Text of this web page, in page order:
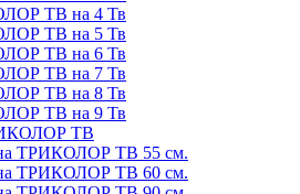
ТВ на 4 Тв
ТВ на 5 Тв
ТВ на 6 Тв
ТВ на 7 Тв
ТВ на 8 Тв
ТВ на 9 Тв
ТВ
ТРИКОЛОР ТВ 55 см.
ТРИКОЛОР ТВ 60 см.